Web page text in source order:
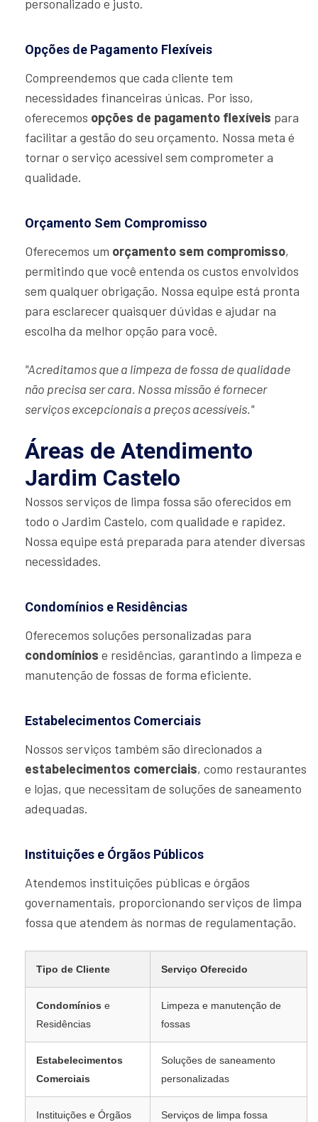
personalizado e justo.
Opções de Pagamento Flexíveis
Compreendemos que cada cliente tem
necessidades financeiras únicas. Por isso,
oferecemos opções de pagamento flexíveis para
facilitar a gestão do seu orçamento. Nossa meta é
tornar o serviço acessível sem comprometer a
qualidade.
Orçamento Sem Compromisso
Oferecemos um orçamento sem compromisso,
permitindo que você entenda os custos envolvidos
sem qualquer obrigação. Nossa equipe está pronta
para esclarecer quaisquer dúvidas e ajudar na
escolha da melhor opção para você.
"Acreditamos que a limpeza de fossa de qualidade
não precisa ser cara. Nossa missão é fornecer
serviços excepcionais a preços acessíveis."
Áreas de Atendimento
Jardim Castelo
Nossos serviços de limpa fossa são oferecidos em
todo o Jardim Castelo, com qualidade e rapidez.
Nossa equipe está preparada para atender diversas
necessidades.
Condomínios e Residências
Oferecemos soluções personalizadas para
condomínios e residências, garantindo a limpeza e
manutenção de fossas de forma eficiente.
Estabelecimentos Comerciais
Nossos serviços também são direcionados a
estabelecimentos comerciais, como restaurantes
e lojas, que necessitam de soluções de saneamento
adequadas.
Instituições e Órgãos Públicos
Atendemos instituições públicas e órgãos
governamentais, proporcionando serviços de limpa
fossa que atendem às normas de regulamentação.
Tipo de Cliente Serviço Oferecido
Condomínios e
Residências
Limpeza e manutenção de
fossas
Estabelecimentos
Comerciais
Soluções de saneamento
personalizadas
Instituições e Órgãos
Serviços de limpa fossa